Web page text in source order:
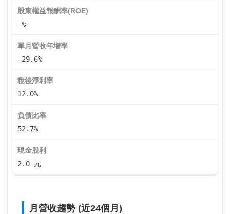
股東權益報酬率(ROE)
-%
單月營收年增率
-29.6%
稅後淨利率
12.0%
負債比率
52.7%
現金股利
2.0 元
月營收趨勢 (近24個月)